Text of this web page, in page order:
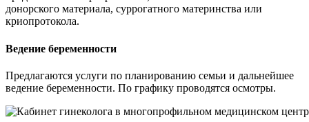
донорского материала, суррогатного материнства или
криопротокола.
Ведение беременности
Предлагаются услуги по планированию семьи и дальнейшее
ведение беременности. По графику проводятся осмотры.